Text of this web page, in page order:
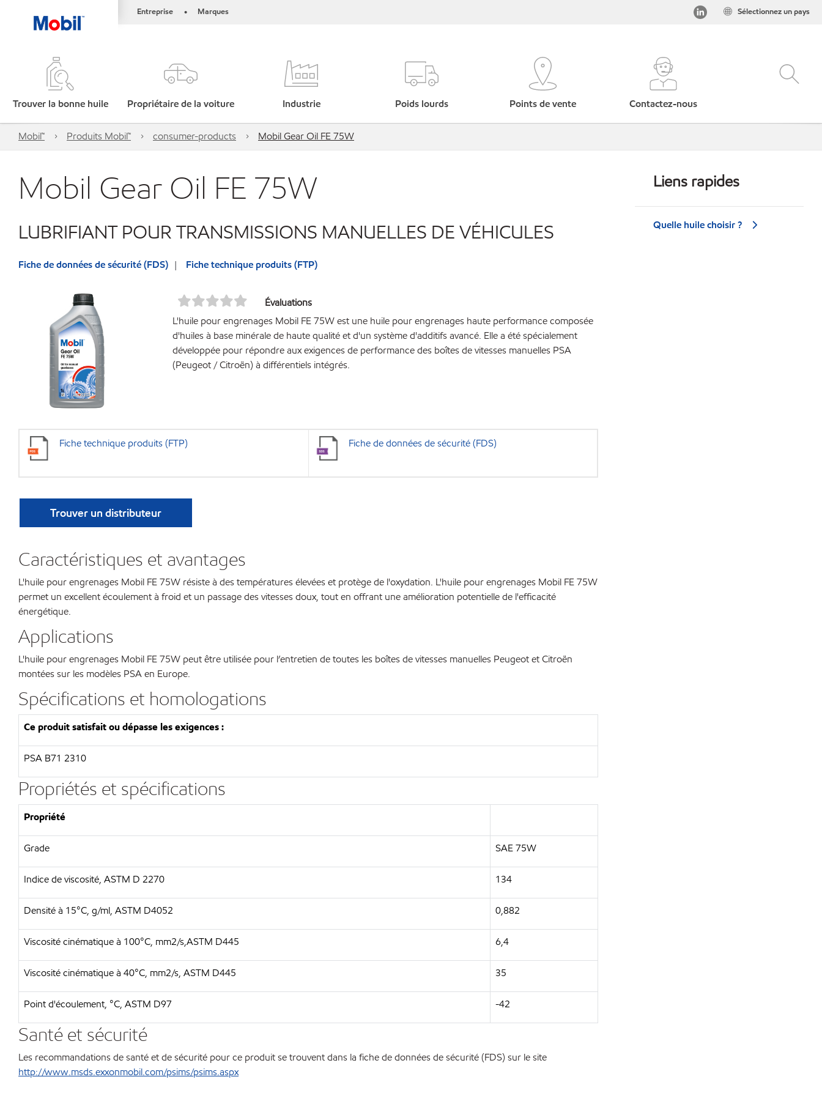
Entreprise • Marques Sélectionnez un pays
Trouver la bonne huile Propriétaire de la voiture Industrie Poids lourds Points de vente Contactez-nous
Mobil™ Produits Mobil™ consumer-products Mobil Gear Oil FE 75W
Mobil Gear Oil FE 75W
LUBRIFIANT POUR TRANSMISSIONS MANUELLES DE VÉHICULES
Fiche de données de sécurité (FDS) Fiche technique produits (FTP)
Évaluations
L'huile pour engrenages Mobil FE 75W est une huile pour engrenages haute performance composée
d'huiles à base minérale de haute qualité et d'un système d'additifs avancé. Elle a été spécialement
développée pour répondre aux exigences de performance des boîtes de vitesses manuelles PSA
(Peugeot / Citroën) à différentiels intégrés.
Fiche technique produits (FTP) Fiche de données de sécurité (FDS)
Trouver un distributeur
Caractéristiques et avantages
L'huile pour engrenages Mobil FE 75W résiste à des températures élevées et protège de l'oxydation. L'huile pour engrenages Mobil FE 75W
permet un excellent écoulement à froid et un passage des vitesses doux, tout en offrant une amélioration potentielle de l'efficacité
énergétique.
Applications
L'huile pour engrenages Mobil FE 75W peut être utilisée pour l’entretien de toutes les boîtes de vitesses manuelles Peugeot et Citroën
montées sur les modèles PSA en Europe.
Spécifications et homologations
Ce produit satisfait ou dépasse les exigences :
PSA B71 2310
Propriétés et spécifications
Propriété
Grade SAE 75W
Indice de viscosité, ASTM D 2270 134
Densité à 15°C, g/ml, ASTM D4052 0,882
Viscosité cinématique à 100°C, mm2/s,ASTM D445 6,4
Viscosité cinématique à 40°C, mm2/s, ASTM D445 35
Point d'écoulement, °C, ASTM D97 -42
Santé et sécurité
Les recommandations de santé et de sécurité pour ce produit se trouvent dans la fiche de données de sécurité (FDS) sur le site
http://www.msds.exxonmobil.com/psims/psims.aspx
Liens rapides
Quelle huile choisir ?